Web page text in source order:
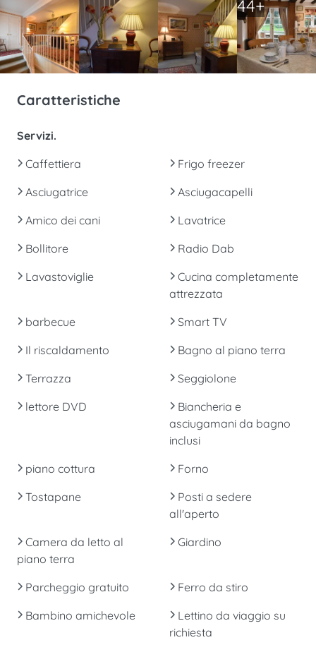
44+
Caratteristiche
Servizi.
Caffettiera
Frigo freezer
Asciugatrice
Asciugacapelli
Amico dei cani
Lavatrice
Bollitore
Radio Dab
Lavastoviglie
Cucina completamente
attrezzata
barbecue
Smart TV
Il riscaldamento
Bagno al piano terra
Terrazza
Seggiolone
lettore DVD
Biancheria e
asciugamani da bagno
inclusi
piano cottura
Forno
Tostapane
Posti a sedere
all'aperto
Camera da letto al
piano terra
Giardino
Parcheggio gratuito
Ferro da stiro
Bambino amichevole
Lettino da viaggio su
richiesta